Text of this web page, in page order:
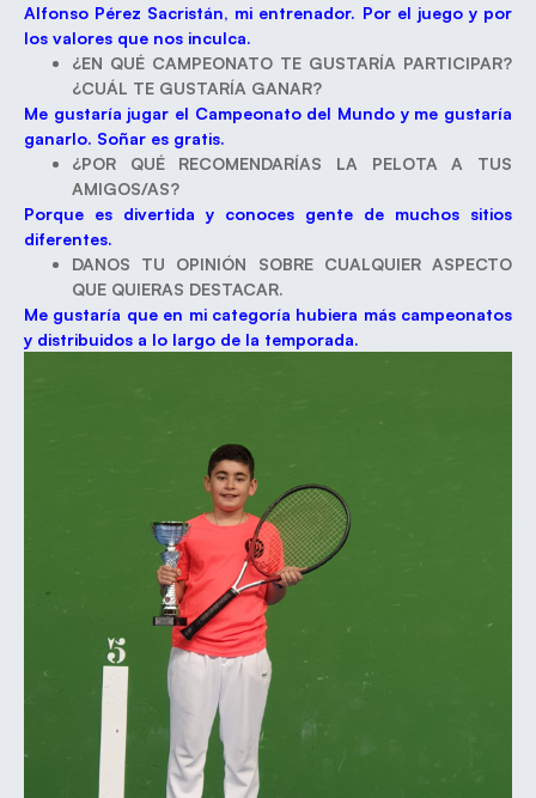
Alfonso Pérez Sacristán, mi entrenador. Por el juego y por
los valores que nos inculca.
¿EN QUÉ CAMPEONATO TE GUSTARÍA PARTICIPAR?
¿CUÁL TE GUSTARÍA GANAR?
Me gustaría jugar el Campeonato del Mundo y me gustaría
ganarlo. Soñar es gratis.
¿POR QUÉ RECOMENDARÍAS LA PELOTA A TUS
AMIGOS/AS?
Porque es divertida y conoces gente de muchos sitios
diferentes.
DANOS TU OPINIÓN SOBRE CUALQUIER ASPECTO
QUE QUIERAS DESTACAR.
Me gustaría que en mi categoría hubiera más campeonatos
y distribuidos a lo largo de la temporada.